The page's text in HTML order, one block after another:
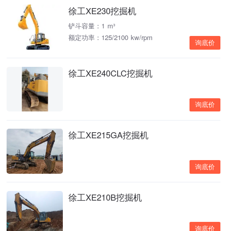
徐工XE230挖掘机
铲斗容量：1 m³
额定功率：125/2100 kw/rpm
询底价
徐工XE240CLC挖掘机
询底价
徐工XE215GA挖掘机
询底价
徐工XE210B挖掘机
询底价